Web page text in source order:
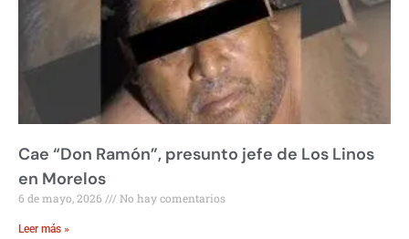
Cae “Don Ramón”, presunto jefe de Los Linos
en Morelos
6 de mayo, 2026 No hay comentarios
Leer más »